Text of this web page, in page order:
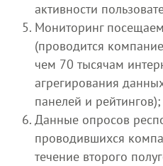
активности
Мониторинг
(проводится
чем 70 тысячам
агрегирования
панелей и рейтингов);
Данные опросов
проводившихся
течение второго